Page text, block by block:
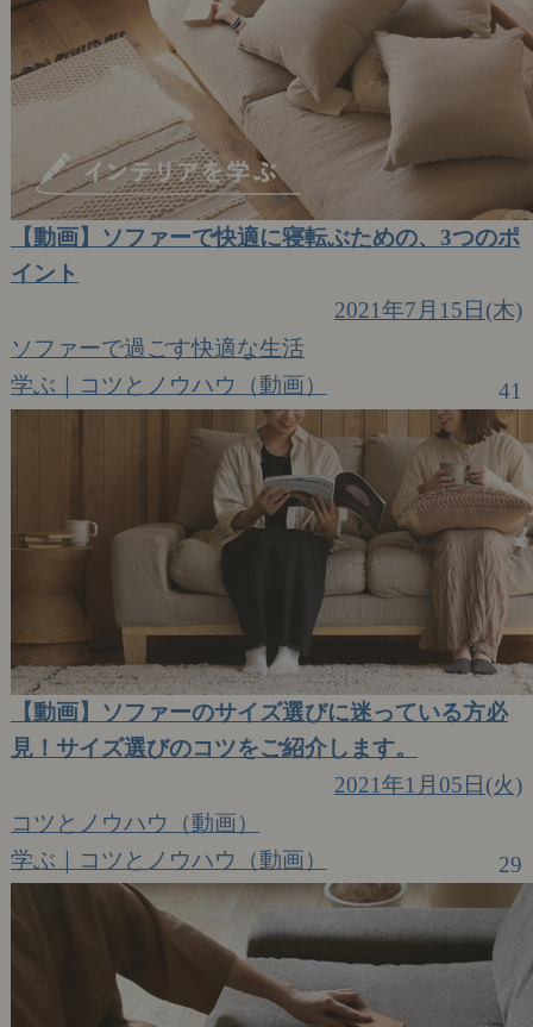
【動画】ソファーで快適に寝転ぶための、3つのポ
イント
2021年7月15日(木)
ソファーで過ごす快適な生活
学ぶ｜コツとノウハウ（動画）
41
【動画】ソファーのサイズ選びに迷っている方必
見！サイズ選びのコツをご紹介します。
2021年1月05日(火)
コツとノウハウ（動画）
学ぶ｜コツとノウハウ（動画）
29